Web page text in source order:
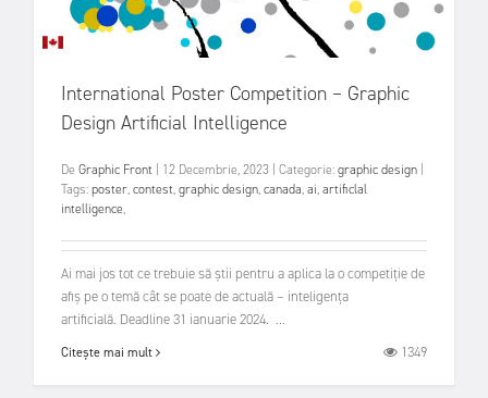
International Poster Competition – Graphic
Design Artificial Intelligence
De Graphic Front 12 Decembrie, 2023 Categorie:graphic design
Tags:poster,contest,graphic design,canada,ai,artificlal
intelligence,
Ai mai jos tot ce trebuie să știi pentru a aplica la o competiție de
afiș pe o temă cât se poate de actuală – inteligența
artificială. Deadline 31 ianuarie 2024. ...
Citește mai mult 1349